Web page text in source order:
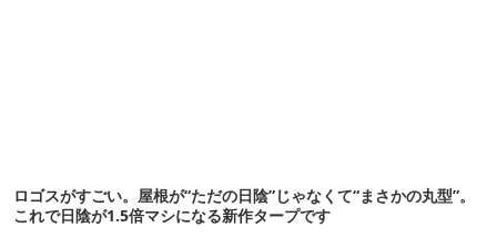
ロゴスがすごい。屋根が“ただの日陰”じゃなくて“まさかの丸型”。
これで日陰が1.5倍マシになる新作タープです